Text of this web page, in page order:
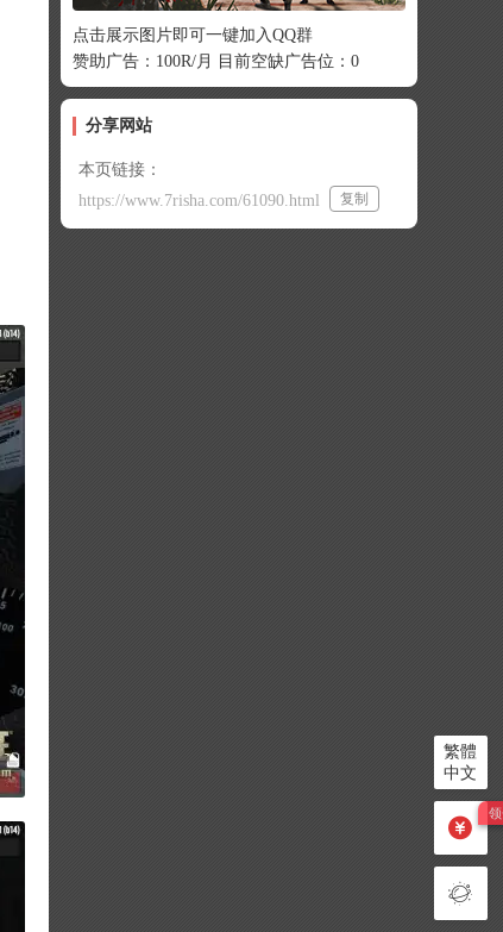
点击展示图片即可一键加入QQ群
赞助广告：100R/月 目前空缺广告位：0
分享网站
本页链接：
https://www.7risha.com/61090.html
复制
繁體
中文